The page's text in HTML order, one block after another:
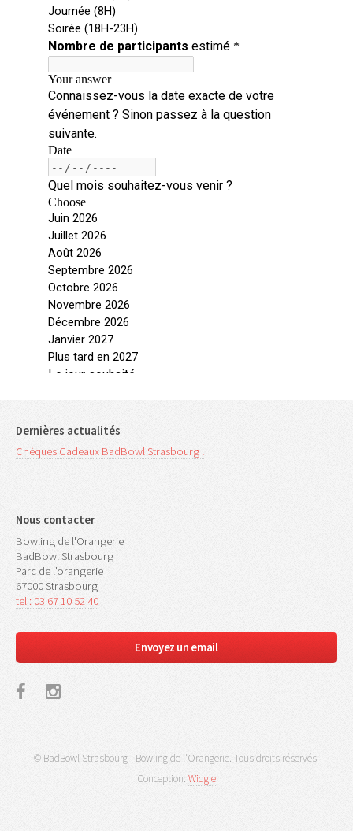
Dernières actualités
Chèques Cadeaux BadBowl Strasbourg !
Nous contacter
Bowling de l'Orangerie
BadBowl Strasbourg
Parc de l'orangerie
67000 Strasbourg
tel : 03 67 10 52 40
Envoyez un email
© BadBowl Strasbourg - Bowling de l'Orangerie. Tous droits réservés.
Conception: Widgie